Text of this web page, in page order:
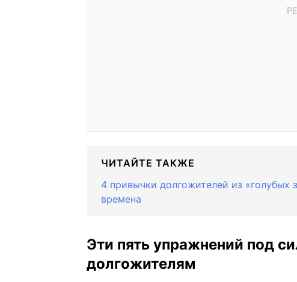
ЧИТАЙТЕ ТАКЖЕ
4 привычки долгожителей из «голубых
времена
Эти пять упражнений под
долгожителям